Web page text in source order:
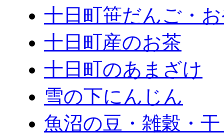
十日町笹だんご・
十日町産のお茶
十日町のあまざけ
雪の下にんじん
魚沼の豆・雑穀・